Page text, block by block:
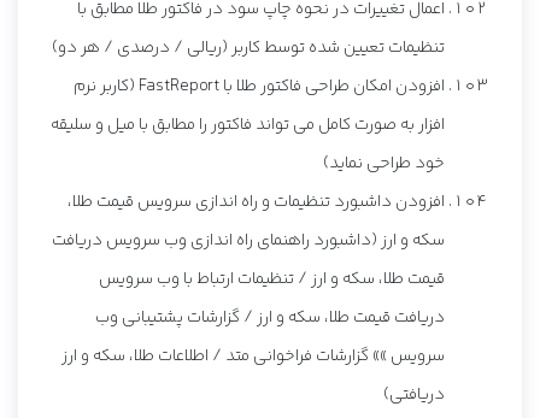
اعمال تغییرات در نحوه چاپ سود در فاکتور طلا مطابق با
تنظیمات تعیین شده توسط کاربر (ریالی / درصدی / هر دو)
افزودن امکان طراحی فاکتور طلا با FastReport (کاربر نرم
افزار به صورت کامل می تواند فاکتور را مطابق با میل و سلیقه
خود طراحی نماید)
افزودن داشبورد تنظیمات و راه اندازی سرویس قیمت طلا،
سکه و ارز (داشبورد راهنمای راه اندازی وب سرویس دریافت
قیمت طلا، سکه و ارز / تنظیمات ارتباط با وب سرویس
دریافت قیمت طلا، سکه و ارز / گزارشات پشتیبانی وب
سرویس »» گزارشات فراخوانی متد / اطلاعات طلا، سکه و ارز
دریافتی)